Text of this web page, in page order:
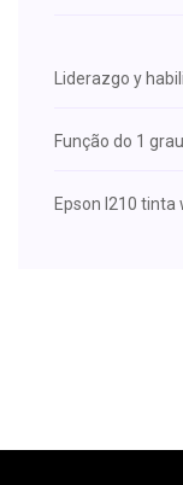
Liderazgo y
Função do 1
Epson l210